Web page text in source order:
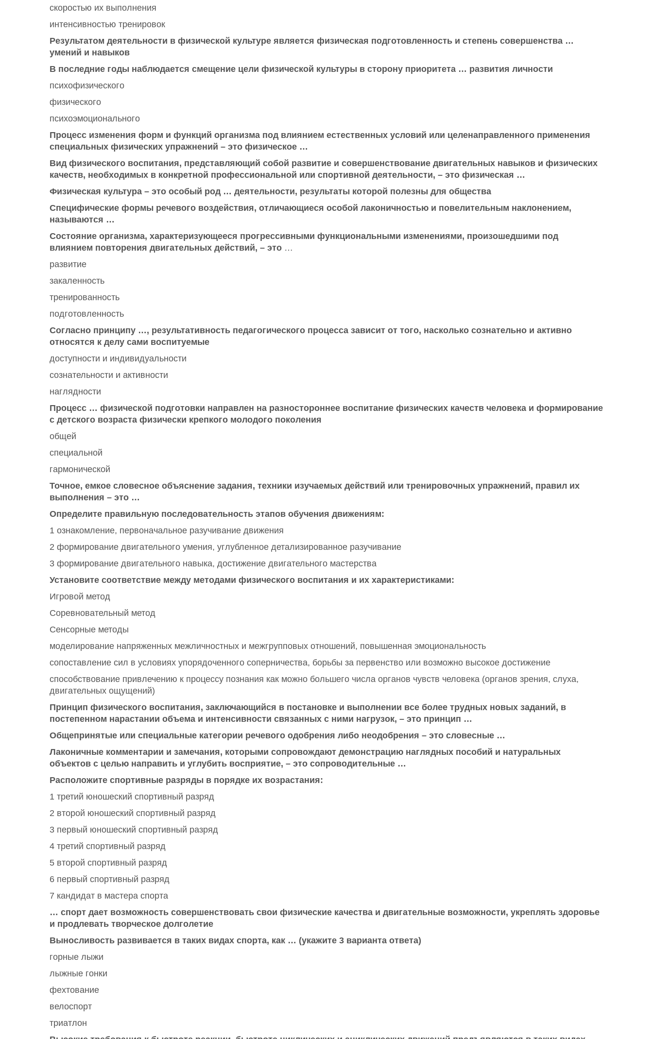
скоростью их выполнения
интенсивностью тренировок
Результатом деятельности в физической культуре является физическая подготовленность и степень совершенства …
умений и навыков
В последние годы наблюдается смещение цели физической культуры в сторону приоритета … развития личности
психофизического
физического
психоэмоционального
Процесс изменения форм и функций организма под влиянием естественных условий или целенаправленного применения
специальных физических упражнений – это физическое …
Вид физического воспитания, представляющий собой развитие и совершенствование двигательных навыков и физических
качеств, необходимых в конкретной профессиональной или спортивной деятельности, – это физическая …
Физическая культура – это особый род … деятельности, результаты которой полезны для общества
Специфические формы речевого воздействия, отличающиеся особой лаконичностью и повелительным наклонением,
называются …
Состояние организма, характеризующееся прогрессивными функциональными изменениями, произошедшими под
влиянием повторения двигательных действий, – это …
развитие
закаленность
тренированность
подготовленность
Согласно принципу …, результативность педагогического процесса зависит от того, насколько сознательно и активно
относятся к делу сами воспитуемые
доступности и индивидуальности
сознательности и активности
наглядности
Процесс … физической подготовки направлен на разностороннее воспитание физических качеств человека и формирование
с детского возраста физически крепкого молодого поколения
общей
специальной
гармонической
Точное, емкое словесное объяснение задания, техники изучаемых действий или тренировочных упражнений, правил их
выполнения – это …
Определите правильную последовательность этапов обучения движениям:
1 ознакомление, первоначальное разучивание движения
2 формирование двигательного умения, углубленное детализированное разучивание
3 формирование двигательного навыка, достижение двигательного мастерства
Установите соответствие между методами физического воспитания и их характеристиками:
Игровой метод
Соревновательный метод
Сенсорные методы
моделирование напряженных межличностных и межгрупповых отношений, повышенная эмоциональность
сопоставление сил в условиях упорядоченного соперничества, борьбы за первенство или возможно высокое достижение
способствование привлечению к процессу познания как можно большего числа органов чувств человека (органов зрения, слуха,
двигательных ощущений)
Принцип физического воспитания, заключающийся в постановке и выполнении все более трудных новых заданий, в
постепенном нарастании объема и интенсивности связанных с ними нагрузок, – это принцип …
Общепринятые или специальные категории речевого одобрения либо неодобрения – это словесные …
Лаконичные комментарии и замечания, которыми сопровождают демонстрацию наглядных пособий и натуральных
объектов с целью направить и углубить восприятие, – это сопроводительные …
Расположите спортивные разряды в порядке их возрастания:
1 третий юношеский спортивный разряд
2 второй юношеский спортивный разряд
3 первый юношеский спортивный разряд
4 третий спортивный разряд
5 второй спортивный разряд
6 первый спортивный разряд
7 кандидат в мастера спорта
… спорт дает возможность совершенствовать свои физические качества и двигательные возможности, укреплять здоровье
и продлевать творческое долголетие
Выносливость развивается в таких видах спорта, как … (укажите 3 варианта ответа)
горные лыжи
лыжные гонки
фехтование
велоспорт
триатлон